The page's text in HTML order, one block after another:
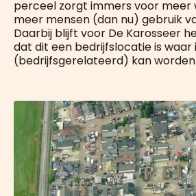
perceel zorgt immers voor meer
meer mensen (dan nu) gebruik
Daarbij blijft voor De Karosseer
dat dit een bedrijfslocatie is
(bedrijfsgerelateerd) kan